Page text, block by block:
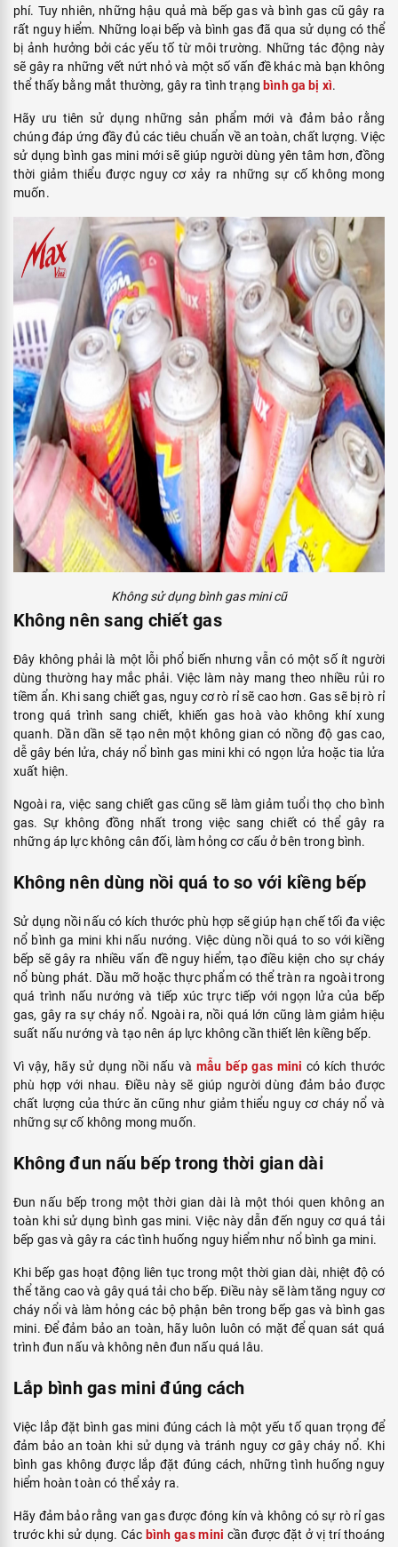
phí. Tuy nhiên, những hậu quả mà bếp gas và bình gas cũ gây ra
rất nguy hiểm. Những loại bếp và bình gas đã qua sử dụng có thể
bị ảnh hưởng bởi các yếu tố từ môi trường. Những tác động này
sẽ gây ra những vết nứt nhỏ và một số vấn đề khác mà bạn không
thể thấy bằng mắt thường, gây ra tình trạng bình ga bị xì.
Hãy ưu tiên sử dụng những sản phẩm mới và đảm bảo rằng
chúng đáp ứng đầy đủ các tiêu chuẩn về an toàn, chất lượng. Việc
sử dụng bình gas mini mới sẽ giúp người dùng yên tâm hơn, đồng
thời giảm thiểu được nguy cơ xảy ra những sự cố không mong
muốn.
Không sử dụng bình gas mini cũ
Không nên sang chiết gas
Đây không phải là một lỗi phổ biến nhưng vẫn có một số ít người
dùng thường hay mắc phải. Việc làm này mang theo nhiều rủi ro
tiềm ẩn. Khi sang chiết gas, nguy cơ rò rỉ sẽ cao hơn. Gas sẽ bị rò rỉ
trong quá trình sang chiết, khiến gas hoà vào không khí xung
quanh. Dần dần sẽ tạo nên một không gian có nồng độ gas cao,
dễ gây bén lửa, cháy nổ bình gas mini khi có ngọn lửa hoặc tia lửa
xuất hiện.
Ngoài ra, việc sang chiết gas cũng sẽ làm giảm tuổi thọ cho bình
gas. Sự không đồng nhất trong việc sang chiết có thể gây ra
những áp lực không cân đối, làm hỏng cơ cấu ở bên trong bình.
Không nên dùng nồi quá to so với kiềng bếp
Sử dụng nồi nấu có kích thước phù hợp sẽ giúp hạn chế tối đa việc
nổ bình ga mini khi nấu nướng. Việc dùng nồi quá to so với kiềng
bếp sẽ gây ra nhiều vấn đề nguy hiểm, tạo điều kiện cho sự cháy
nổ bùng phát. Dầu mỡ hoặc thực phẩm có thể tràn ra ngoài trong
quá trình nấu nướng và tiếp xúc trực tiếp với ngọn lửa của bếp
gas, gây ra sự cháy nổ. Ngoài ra, nồi quá lớn cũng làm giảm hiệu
suất nấu nướng và tạo nên áp lực không cần thiết lên kiềng bếp.
Vì vậy, hãy sử dụng nồi nấu vàmẫu bếp gas mini có kích thước
phù hợp với nhau. Điều này sẽ giúp người dùng đảm bảo được
chất lượng của thức ăn cũng như giảm thiểu nguy cơ cháy nổ và
những sự cố không mong muốn.
Không đun nấu bếp trong thời gian dài
Đun nấu bếp trong một thời gian dài là một thói quen không an
toàn khi sử dụng bình gas mini. Việc này dẫn đến nguy cơ quá tải
bếp gas và gây ra các tình huống nguy hiểm như nổ bình ga mini.
Khi bếp gas hoạt động liên tục trong một thời gian dài, nhiệt độ có
thể tăng cao và gây quá tải cho bếp. Điều này sẽ làm tăng nguy cơ
cháy nổi và làm hỏng các bộ phận bên trong bếp gas và bình gas
mini. Để đảm bảo an toàn, hãy luôn luôn có mặt để quan sát quá
trình đun nấu và không nên đun nấu quá lâu.
Lắp bình gas mini đúng cách
Việc lắp đặt bình gas mini đúng cách là một yếu tố quan trọng để
đảm bảo an toàn khi sử dụng và tránh nguy cơ gây cháy nổ. Khi
bình gas không được lắp đặt đúng cách, những tình huống nguy
hiểm hoàn toàn có thể xảy ra.
Hãy đảm bảo rằng van gas được đóng kín và không có sự rò rỉ gas
trước khi sử dụng. Các bình gas mini cần được đặt ở vị trí thoáng